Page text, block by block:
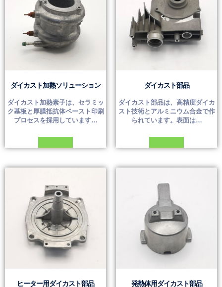
ダイカスト加熱ソリューション
ダイカスト加熱素子は、セラミッ
ク基板と厚膜抵抗体ペースト印刷
プロセスを採用しています…
ダイカスト部品
ダイカスト部品は、高精度ダイカ
スト技術とアルミニウム合金で作
られています。表面は…
ヒーター用ダイカスト部品 発熱体用ダイカスト部品